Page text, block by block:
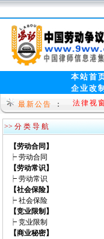
本站首
企业改制
最新公告 ：
法律视
热烈祝
>> 分 类 导 航
【劳动合同】
┝ 劳动合同
【劳动常识】
┝ 劳动常识
【社会保险】
┝ 社会保险
【竞业限制】
┝ 竞业限制
【商业秘密】